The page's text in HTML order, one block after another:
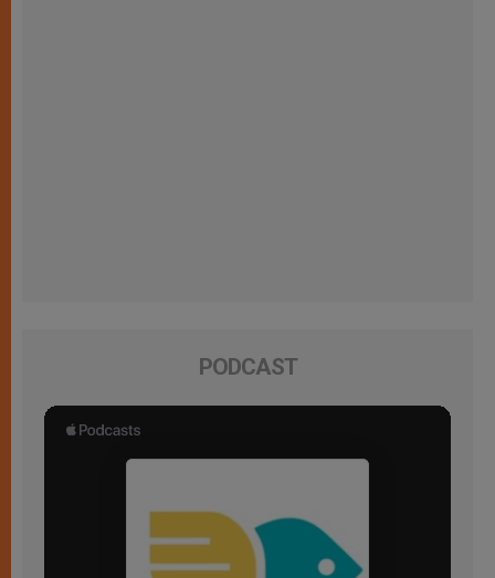
PODCAST